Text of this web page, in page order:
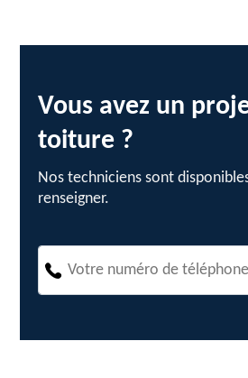
Vous avez un
toiture ?
Nos techniciens sont
renseigner.